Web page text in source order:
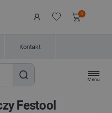
0
Kontakt
Menu
Festool